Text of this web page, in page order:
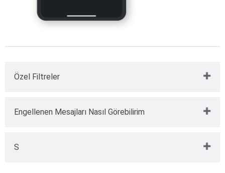
Özel Filtreler
ekranında, özel filtreler ayarlama seçeneği vardır. Bu,
genişletmenizi sağlar.
Engellenen Mesajları Nasıl Görebilirim
S